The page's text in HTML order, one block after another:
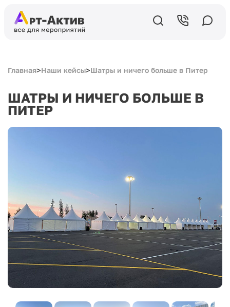
Главная>Наши кейсы>Шатры и ничего больше в Питер
ШАТРЫ И НИЧЕГО БОЛЬШЕ В
ПИТЕР